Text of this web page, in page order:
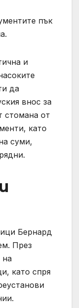
пък
и
да
внос за
стомана от
като
суми,
Бернард
През
на
като спря